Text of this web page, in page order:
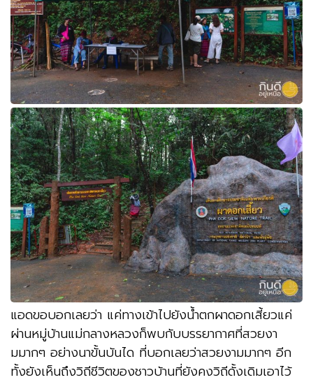
แอดขอบอกเลยว่า แค่ทางเข้าไปยังน้ำตกผาดอกเสี้ยวแค่
ผ่านหมู่บ้านแม่กลางหลวงก็พบกับบรรยากาศที่สวยงา
มมากๆ อย่างนาขั้นบันได ที่บอกเลยว่าสวยงามมากๆ อีก
ทั้งยังเห็นถึงวิถีชีวิตของชาวบ้านที่ยังคงวิถีดั้งเดิมเอาไว้